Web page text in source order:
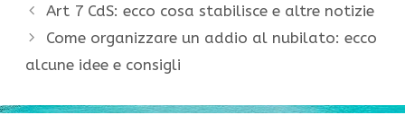
Art 7 CdS: ecco cosa stabilisce e altre notizie
Come organizzare un addio al nubilato: ecco
alcune idee e consigli